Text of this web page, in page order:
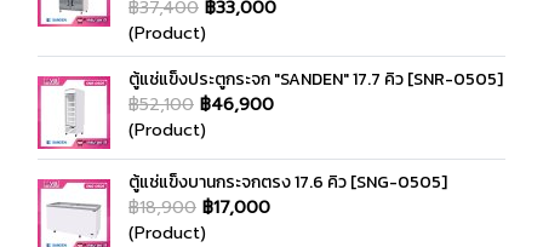
฿37,400 ฿33,000
(Product)
ตู้แช่แข็งประตูกระจก "SANDEN" 17.7 คิว [SNR-0505]
฿52,100 ฿46,900
(Product)
ตู้แช่แข็งบานกระจกตรง 17.6 คิว [SNG-0505]
฿18,900 ฿17,000
(Product)